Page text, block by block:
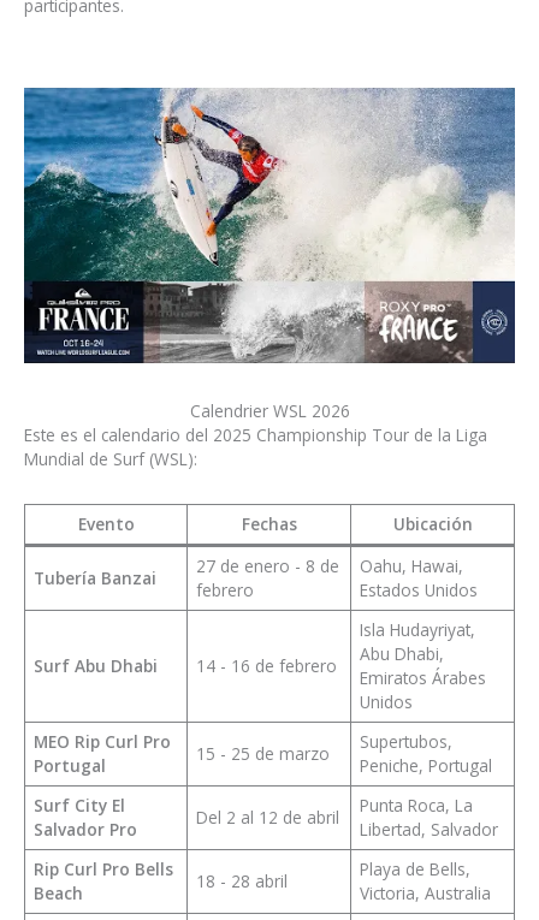
participantes.
Calendrier WSL 2026
Este es el calendario del 2025 Championship Tour de la Liga
Mundial de Surf (WSL):
Evento Fechas Ubicación
Tubería Banzai
27 de enero - 8 de
febrero
Oahu, Hawai,
Estados Unidos
Surf Abu Dhabi 14 - 16 de febrero
Isla Hudayriyat,
Abu Dhabi,
Emiratos Árabes
Unidos
MEO Rip Curl Pro
Portugal
15 - 25 de marzo
Supertubos,
Peniche, Portugal
Surf City El
Salvador Pro
Del 2 al 12 de abril
Punta Roca, La
Libertad, Salvador
Rip Curl Pro Bells
Beach
18 - 28 abril
Playa de Bells,
Victoria, Australia